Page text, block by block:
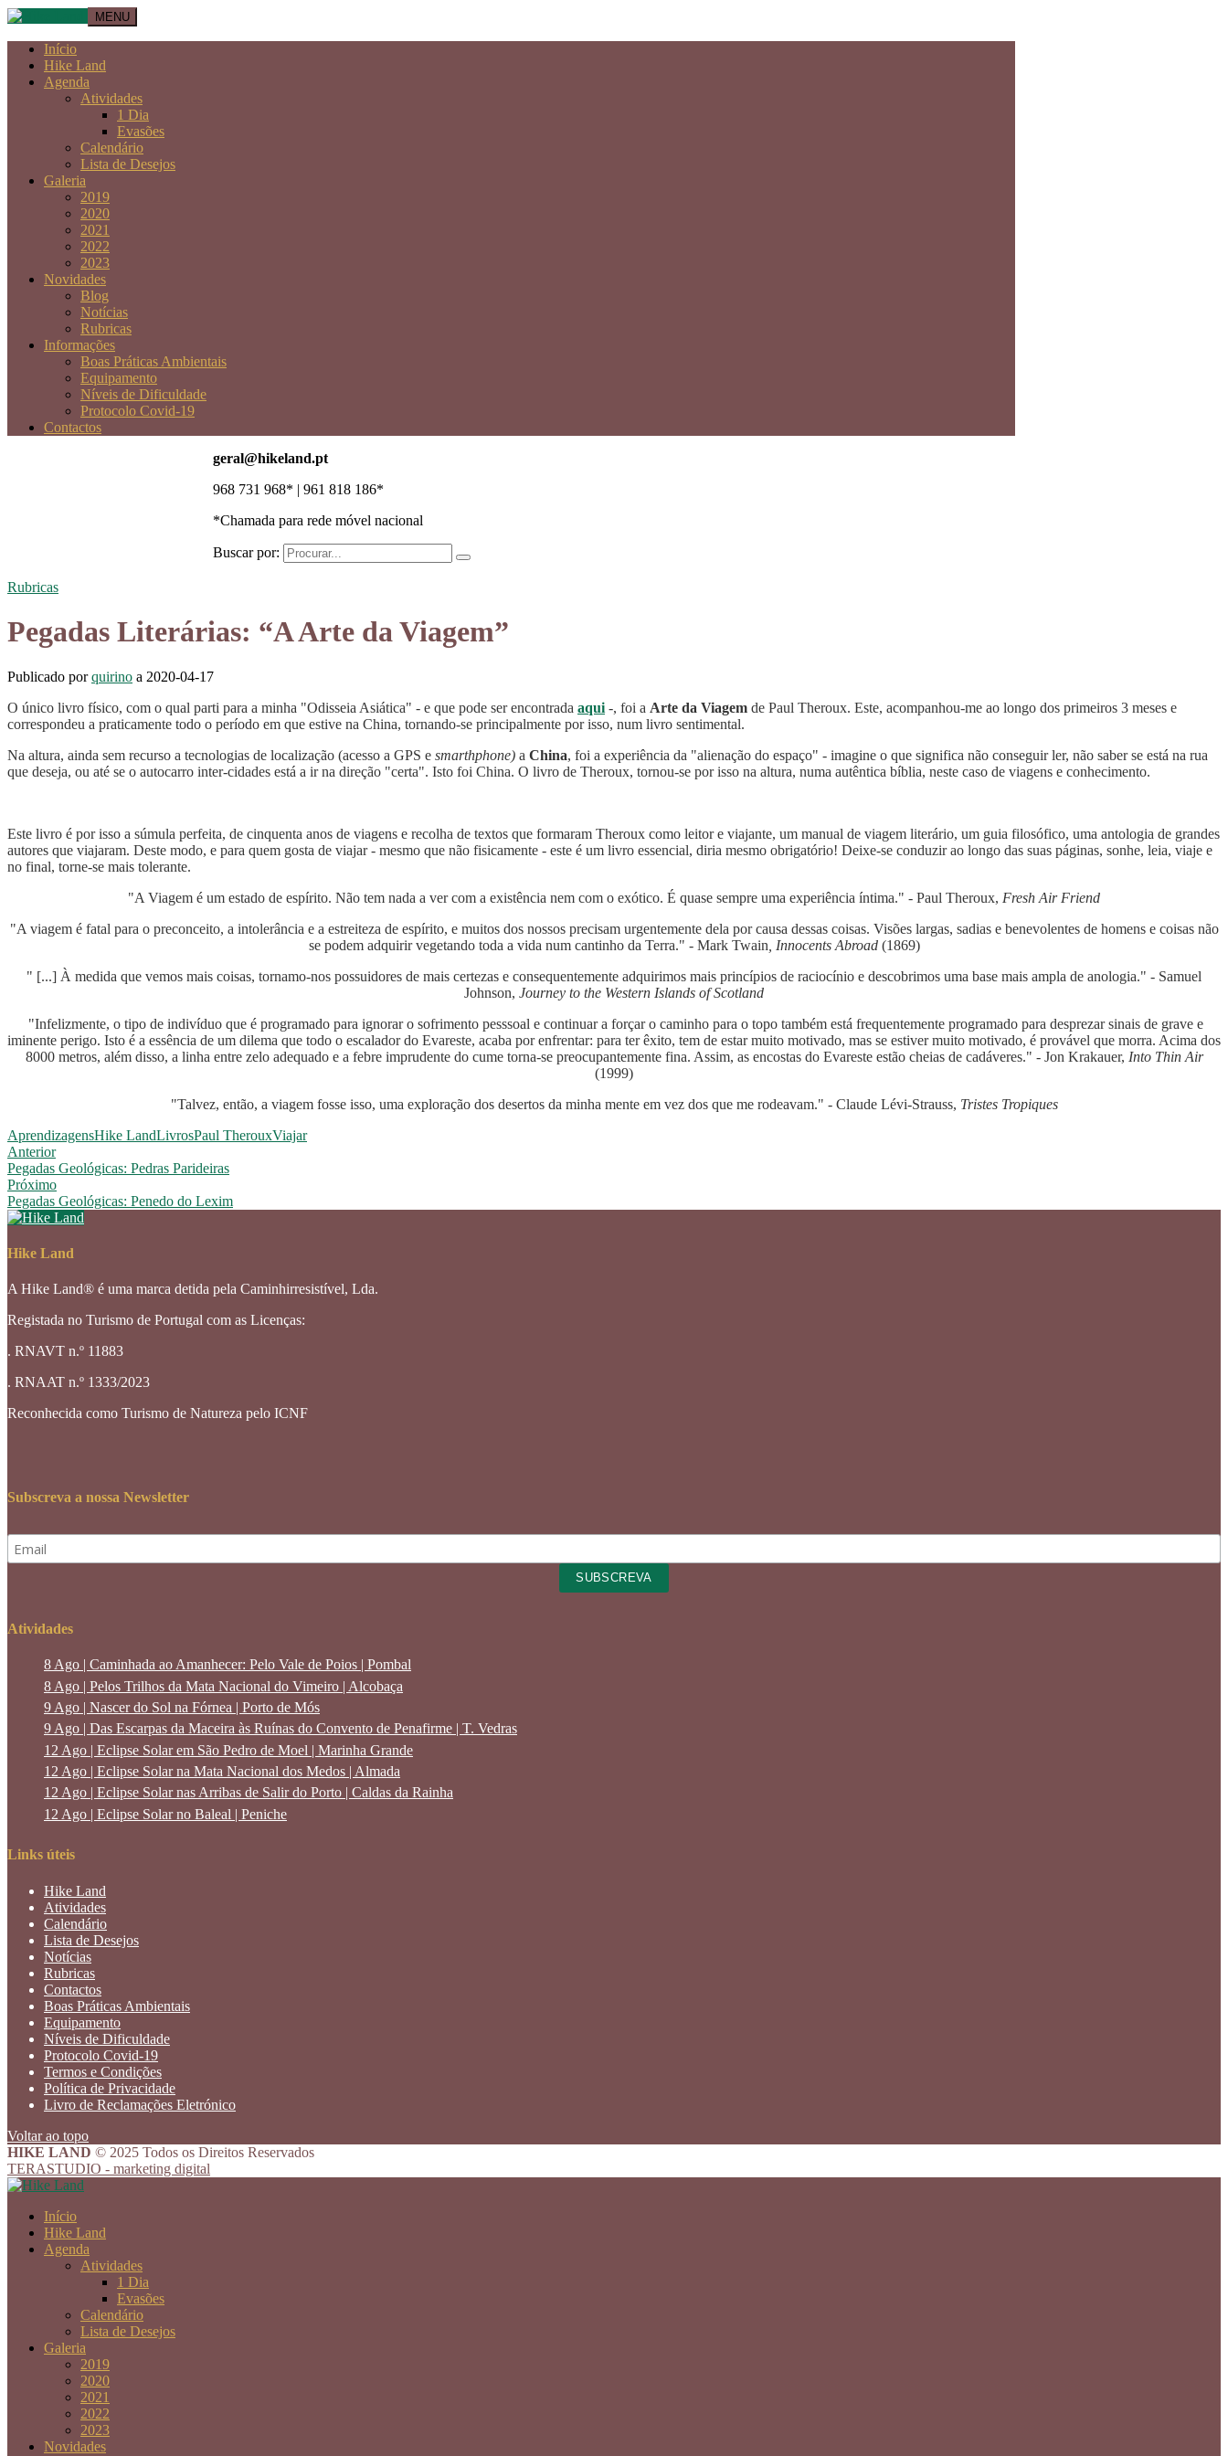
MENU
Início
Hike Land
Agenda
Atividades
1 Dia
Evasões
Calendário
Lista de Desejos
Galeria
2019
2020
2021
2022
2023
Novidades
Blog
Notícias
Rubricas
Informações
Boas Práticas Ambientais
Equipamento
Níveis de Dificuldade
Protocolo Covid-19
Contactos
geral@hikeland.pt
968 731 968* | 961 818 186*
*Chamada para rede móvel nacional
Buscar por:
Rubricas
Pegadas Literárias: “A Arte da Viagem”
Publicado porquirino a 2020-04-17
O único livro físico, com o qual parti para a minha "Odisseia Asiática" - e que pode ser encontrada aqui -, foi a Arte da Viagem de Paul Theroux. Este, acompanhou-me ao longo dos primeiros 3 meses e
correspondeu a praticamente todo o período em que estive na China, tornando-se principalmente por isso, num livro sentimental.
Na altura, ainda sem recurso a tecnologias de localização (acesso a GPS e smarthphone) a China, foi a experiência da "alienação do espaço" - imagine o que significa não conseguir ler, não saber se está na rua
que deseja, ou até se o autocarro inter-cidades está a ir na direção "certa". Isto foi China. O livro de Theroux, tornou-se por isso na altura, numa autêntica bíblia, neste caso de viagens e conhecimento.
Este livro é por isso a súmula perfeita, de cinquenta anos de viagens e recolha de textos que formaram Theroux como leitor e viajante, um manual de viagem literário, um guia filosófico, uma antologia de grandes
autores que viajaram. Deste modo, e para quem gosta de viajar - mesmo que não fisicamente - este é um livro essencial, diria mesmo obrigatório! Deixe-se conduzir ao longo das suas páginas, sonhe, leia, viaje e
no final, torne-se mais tolerante.
"A Viagem é um estado de espírito. Não tem nada a ver com a existência nem com o exótico. É quase sempre uma experiência íntima." - Paul Theroux, Fresh Air Friend
"A viagem é fatal para o preconceito, a intolerância e a estreiteza de espírito, e muitos dos nossos precisam urgentemente dela por causa dessas coisas. Visões largas, sadias e benevolentes de homens e coisas não
se podem adquirir vegetando toda a vida num cantinho da Terra." - Mark Twain , Innocents Abroad (1869)
" [...] À medida que vemos mais coisas, tornamo-nos possuidores de mais certezas e consequentemente adquirimos mais princípios de raciocínio e descobrimos uma base mais ampla de anologia." - Samuel
Johnson, Journey to the Western Islands of Scotland
"Infelizmente, o tipo de indivíduo que é programado para ignorar o sofrimento pesssoal e continuar a forçar o caminho para o topo também está frequentemente programado para desprezar sinais de grave e
iminente perigo. Isto é a essência de um dilema que todo o escalador do Evareste, acaba por enfrentar: para ter êxito, tem de estar muito motivado, mas se estiver muito motivado, é provável que morra. Acima dos
8000 metros, além disso, a linha entre zelo adequado e a febre imprudente do cume torna-se preocupantemente fina. Assim, as encostas do Evareste estão cheias de cadáveres." - Jon Krakauer, Into Thin Air
(1999)
"Talvez, então, a viagem fosse isso, uma exploração dos desertos da minha mente em vez dos que me rodeavam." - Claude Lévi-Strauss, Tristes Tropiques
AprendizagensHike LandLivrosPaul TherouxViajar
Anterior
Pegadas Geológicas: Pedras Parideiras
Próximo
Pegadas Geológicas: Penedo do Lexim
Hike Land
A Hike Land® é uma marca detida pela Caminhirresistível, Lda.
Registada no Turismo de Portugal com as Licenças:
. RNAVT n.º 11883
. RNAAT n.º 1333/2023
Reconhecida como Turismo de Natureza pelo ICNF
Subscreva a nossa Newsletter
Atividades
8 Ago | Caminhada ao Amanhecer: Pelo Vale de Poios | Pombal
8 Ago | Pelos Trilhos da Mata Nacional do Vimeiro | Alcobaça
9 Ago | Nascer do Sol na Fórnea | Porto de Mós
9 Ago | Das Escarpas da Maceira às Ruínas do Convento de Penafirme | T. Vedras
12 Ago | Eclipse Solar em São Pedro de Moel | Marinha Grande
12 Ago | Eclipse Solar na Mata Nacional dos Medos | Almada
12 Ago | Eclipse Solar nas Arribas de Salir do Porto | Caldas da Rainha
12 Ago | Eclipse Solar no Baleal | Peniche
Links úteis
Hike Land
Atividades
Calendário
Lista de Desejos
Notícias
Rubricas
Contactos
Boas Práticas Ambientais
Equipamento
Níveis de Dificuldade
Protocolo Covid-19
Termos e Condições
Política de Privacidade
Livro de Reclamações Eletrónico
Voltar ao topo
HIKE LAND © 2025 Todos os Direitos Reservados
TERASTUDIO - marketing digital
Início
Hike Land
Agenda
Atividades
1 Dia
Evasões
Calendário
Lista de Desejos
Galeria
2019
2020
2021
2022
2023
Novidades